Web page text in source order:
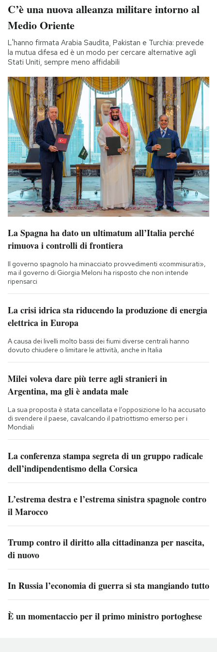
C’è una nuova alleanza militare intorno al
Medio Oriente
L'hanno firmata Arabia Saudita, Pakistan e Turchia: prevede
la mutua difesa ed è un modo per cercare alternative agli
Stati Uniti, sempre meno affidabili
La Spagna ha dato un ultimatum all’Italia perché
rimuova i controlli di frontiera
Il governo spagnolo ha minacciato provvedimenti «commisurati»,
ma il governo di Giorgia Meloni ha risposto che non intende
ripensarci
La crisi idrica sta riducendo la produzione di energia
elettrica in Europa
A causa dei livelli molto bassi dei fiumi diverse centrali hanno
dovuto chiudere o limitare le attività, anche in Italia
Milei voleva dare più terre agli stranieri in
Argentina, ma gli è andata male
La sua proposta è stata cancellata e l’opposizione lo ha accusato
di svendere il paese, cavalcando il patriottismo emerso per i
Mondiali
La conferenza stampa segreta di un gruppo radicale
dell’indipendentismo della Corsica
L’estrema destra e l’estrema sinistra spagnole contro
il Marocco
Trump contro il diritto alla cittadinanza per nascita,
di nuovo
In Russia l’economia di guerra si sta mangiando tutto
È un momentaccio per il primo ministro portoghese